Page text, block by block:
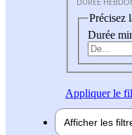
Précisez
Durée
Appliquerle
Afficher les